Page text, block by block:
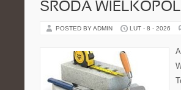
ŚRODA
POSTED BY ADMIN LUT - 8 - 2026